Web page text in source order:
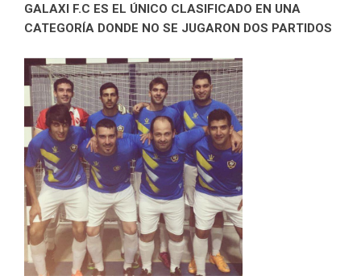
GALAXI F.C ES EL ÚNICO CLASIFICADO EN UNA
CATEGORÍA DONDE NO SE JUGARON DOS PARTIDOS